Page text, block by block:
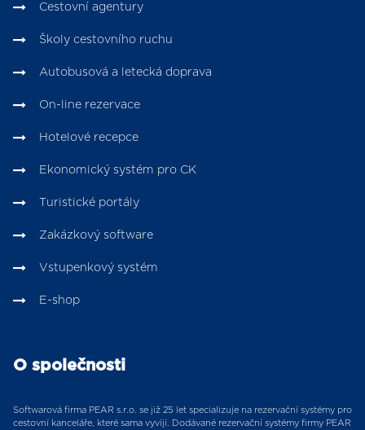
Cestovní agentury
Školy cestovního ruchu
Autobusová a letecká doprava
On-line rezervace
Hotelové recepce
Ekonomický systém pro CK
Turistické portály
Zakázkový software
Vstupenkový systém
E-shop
O společnosti
Softwarová firma PEAR s.r.o. se již 25 let specializuje na rezervační systémy pro
cestovní kanceláře, které sama vyvíjí. Dodávané rezervační systémy firmy PEAR